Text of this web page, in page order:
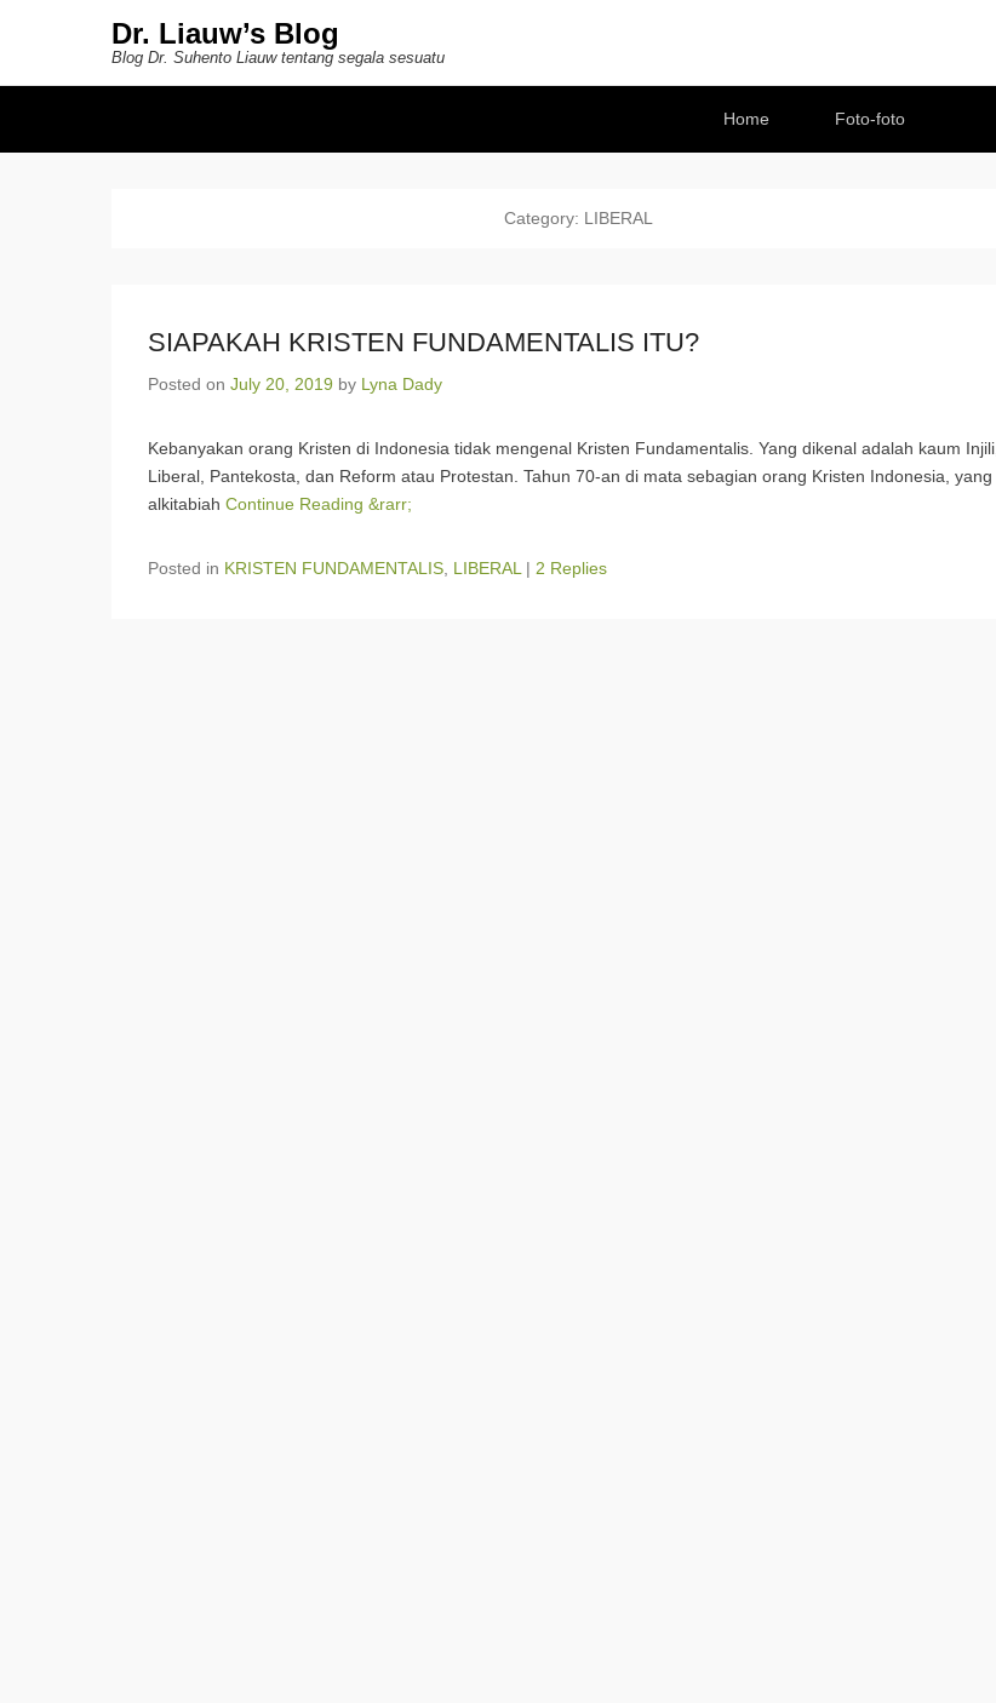
Dr. Liauw’s Blog
Blog Dr. Suhento Liauw tentang segala sesuatu
Home
Foto-foto
Category: LIBERAL
SIAPAKAH KRISTEN FUNDAMENTALIS ITU?
Posted on July 20, 2019 by Lyna Dady
Kebanyakan orang Kristen di Indonesia tidak mengenal Kristen Fundamentalis. Yang dikenal adalah kaum Injili,
Liberal, Pantekosta, dan Reform atau Protestan. Tahun 70-an di mata sebagian orang Kristen Indonesia, yang
alkitabiah Continue Reading &rarr;
Posted in KRISTEN FUNDAMENTALIS LIBERAL | 2 Replies